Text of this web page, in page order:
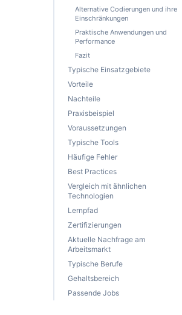
Alternative Codierungen und ihre
Einschränkungen
Praktische Anwendungen und
Performance
Fazit
Typische Einsatzgebiete
Vorteile
Nachteile
Praxisbeispiel
Voraussetzungen
Typische Tools
Häufige Fehler
Best Practices
Vergleich mit ähnlichen
Technologien
Lernpfad
Zertifizierungen
Aktuelle Nachfrage am
Arbeitsmarkt
Typische Berufe
Gehaltsbereich
Passende Jobs